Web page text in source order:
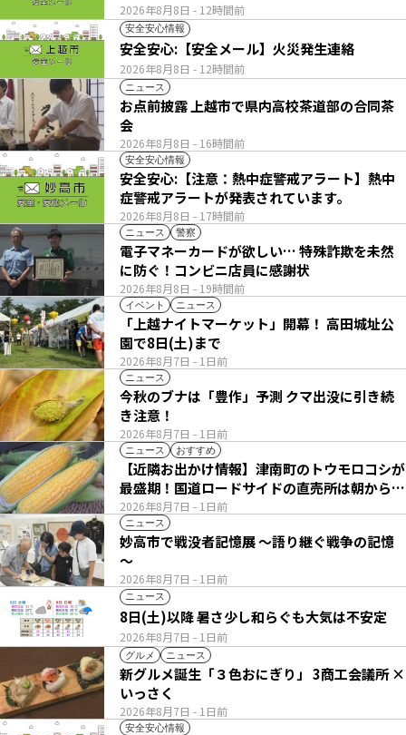
2026年8月8日 - 12時間前
安全安心情報
2026年8月8日 - 12時間前
安全安心:【安全メール】火災発生連絡
ニュース
2026年8月8日 - 16時間前
お点前披露 上越市で県内高校茶道部の合同茶
会
安全安心情報
2026年8月8日 - 17時間前
安全安心:【注意：熱中症警戒アラート】熱中
症警戒アラートが発表されています。
ニュース 警察
2026年8月8日 - 19時間前
電子マネーカードが欲しい… 特殊詐欺を未然
に防ぐ！コンビニ店員に感謝状
イベント ニュース
2026年8月7日 - 1日前
「上越ナイトマーケット」開幕！ 高田城址公
園で8日(土)まで
ニュース
2026年8月7日 - 1日前
今秋のブナは「豊作」予測 クマ出没に引き続
き注意！
ニュース おすすめ
2026年8月7日 - 1日前
【近隣お出かけ情報】津南町のトウモロコシが
最盛期！国道ロードサイドの直売所は朝から長
い列
ニュース
2026年8月7日 - 1日前
妙高市で戦没者記憶展 ～語り継ぐ戦争の記憶
～
ニュース
2026年8月7日 - 1日前
8日(土)以降 暑さ少し和らぐも大気は不安定
グルメ ニュース
2026年8月7日 - 1日前
新グルメ誕生「３色おにぎり」 3商工会議所 ×
いっさく
安全安心情報